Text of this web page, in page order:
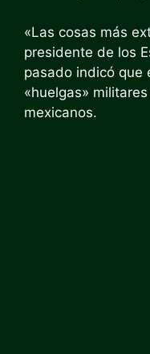
«Las cosas más
presidente de los
pasado indicó que
«huelgas»
mexicanos.